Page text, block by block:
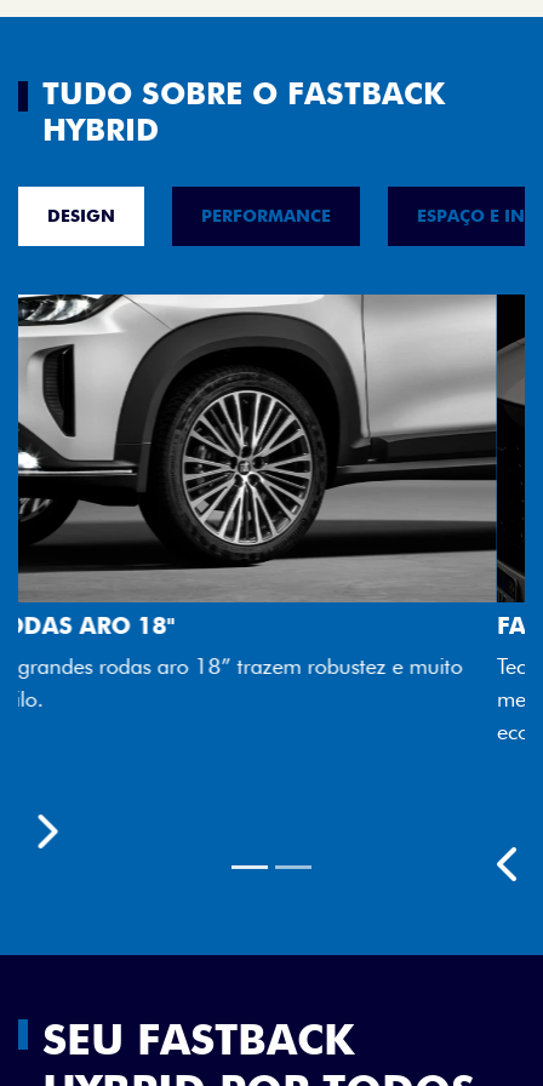
TUDO SOBRE O FASTBACK
HYBRID
DESIGN PERFORMANCE ESPAÇO E
FAROL FULL LED
Tecnologia dos faróis totalmente em LED garante
melhor luminosidade, maior durabilidade e mais
SEU FASTBACK